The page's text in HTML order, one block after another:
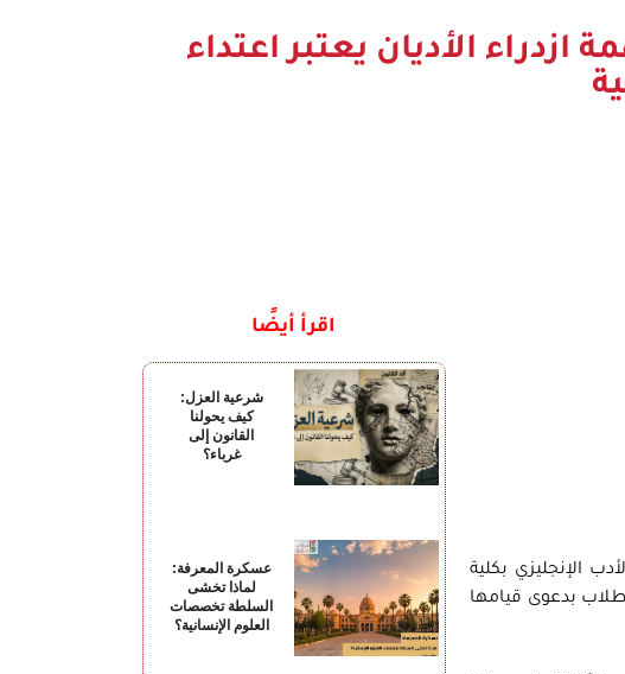
الأديان يعتبر اعتداء
الإنجليزي بكلية
بدعوى قيامها
اقرأ أيضًا
شرعية العزل:
كيف يحولنا
القانون إلى
غرباء؟
عسكرة المعرفة:
لماذا تخشى
السلطة تخصصات
العلوم الإنسانية؟